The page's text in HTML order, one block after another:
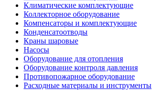
Климатические комплектующие
Коллекторное оборудование
Компенсаторы и комплектующие
Конденсатоотводы
Краны шаровые
Насосы
Оборудование для отопления
Оборудование контроля давления
Противопожарное оборудование
Расходные материалы и инструменты